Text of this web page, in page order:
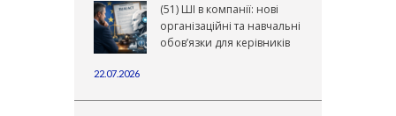
(51) ШІ в компанії: нові
організаційні та навчальні
обов’язки для керівників
22.07.2026